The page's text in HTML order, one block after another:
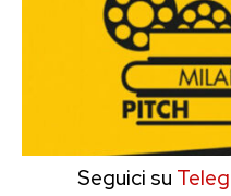
Seguici su